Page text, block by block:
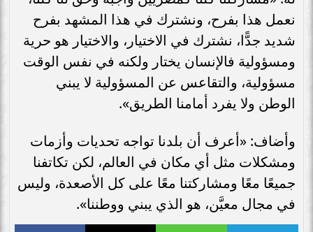
نعمل هذا بفرح، ونشترك في هذا المشهد بفرح
شديد جدًّا، نشترك في الاختيار، والاختيار هو حرية
ومسؤولية فالإنسان يختار ولكنه في نفس الوقت
مسؤولية، والتقاعس عن المسؤولية لا يبني
الوطن ولا يفرد أمامنا الطريق».
وأضاف: «أعرف أن بلدنا تواجه تحديات وأزمات
ومشكلات مثل أي مكان في العالم، لكن تكاتفنا
جميعًا معًا ومشاركتنا معًا على كل الأصعدة، وليس
في مجال معيَّن، هو الذي يبني ووطننا».